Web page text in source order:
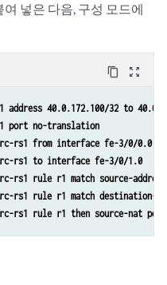
여 넣은 다음, 구성 모드에
content_copy zoom_out_map
40.0.172.100/32 to
port no-translation
rs1 from interface fe-3/0/0.0
rs1 to interface fe-3/0/1.0
rs1 rule r1 match source-
rs1 rule r1 match destination-
rs1 rule r1 then source-nat